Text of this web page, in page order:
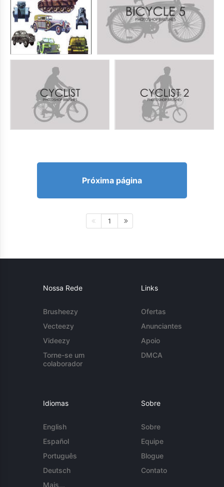
Próxima página
1
Nossa Rede
Brusheezy
Vecteezy
Videezy
Torne-se um
colaborador
Links
Ofertas
Anunciantes
Apoio
DMCA
Idiomas
English
Español
Português
Deutsch
Mais...
Sobre
Sobre
Equipe
Blogue
Contato